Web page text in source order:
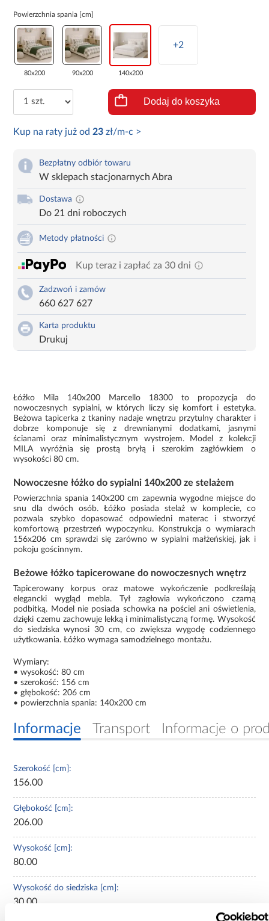
Powierzchnia spania [cm]
80x200 90x200 140x200
+2
Dodaj do koszyka
Kup na raty już od 23 zł/m-c >
Bezpłatny odbiór towaru
W sklepach stacjonarnych Abra
Dostawa
Do 21 dni roboczych
Metody płatności
Kup teraz i zapłać za 30 dni
Zadzwoń i zamów
660 627 627
Karta produktu
Drukuj
Łóżko Mila 140x200 Marcello 18300 to propozycja do
nowoczesnych sypialni, w których liczy się komfort i estetyka.
Beżowa tapicerka z tkaniny nadaje wnętrzu przytulny charakter i
dobrze komponuje się z drewnianymi dodatkami, jasnymi
ścianami oraz minimalistycznym wystrojem. Model z kolekcji
MILA wyróżnia się prostą bryłą i szerokim zagłówkiem o
wysokości 80 cm.
Nowoczesne łóżko do sypialni 140x200 ze stelażem
Powierzchnia spania 140x200 cm zapewnia wygodne miejsce do
snu dla dwóch osób. Łóżko posiada stelaż w komplecie, co
pozwala szybko dopasować odpowiedni materac i stworzyć
komfortową przestrzeń wypoczynku. Konstrukcja o wymiarach
156x206 cm sprawdzi się zarówno w sypialni małżeńskiej, jak i
pokoju gościnnym.
Beżowe łóżko tapicerowane do nowoczesnych wnętrz
Tapicerowany korpus oraz matowe wykończenie podkreślają
elegancki wygląd mebla. Tył zagłowia wykończono czarną
podbitką. Model nie posiada schowka na pościel ani oświetlenia,
dzięki czemu zachowuje lekką i minimalistyczną formę. Wysokość
do siedziska wynosi 30 cm, co zwiększa wygodę codziennego
użytkowania. Łóżko wymaga samodzielnego montażu.
Wymiary:
• wysokość: 80 cm
• szerokość: 156 cm
• głębokość: 206 cm
• powierzchnia spania: 140x200 cm
Informacje Transport Informacje o
Szerokość [cm]:
156.00
Głębokość [cm]:
206.00
Wysokość [cm]:
80.00
Wysokość do siedziska [cm]:
30.00